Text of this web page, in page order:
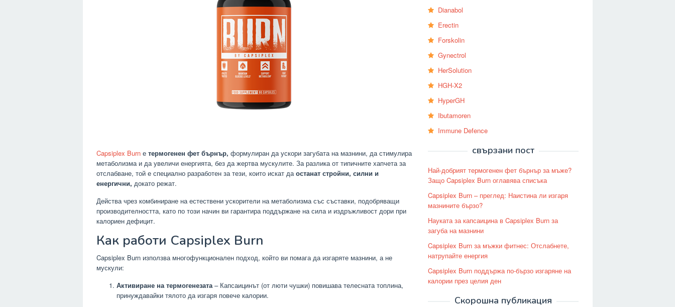
Capsiplex Burn е термогенен фет бърнър, формулиран да ускори загубата на мазнини, да стимулира
метаболизма и да увеличи енергията, без да жертва мускулите. За разлика от типичните хапчета за
отслабване, той е специално разработен за тези, които искат даостанат стройни, силни и
енергични, докато режат.
Действа чрез комбиниране на естествени ускорители на метаболизма със съставки, подобряващи
производителността, като по този начин ви гарантира поддържане на сила и издръжливост дори при
калориен дефицит.
Как работи Capsiplex Burn
Capsiplex Burn използва многофункционален подход, който ви помага да изгаряте мазнини, а не
мускули:
Активиране на термогенезата– Капсаицинът (от люти чушки) повишава телесната топлина,
принуждавайки тялото да изгаря повече калории.
Dianabol
Erectin
Forskolin
Gynectrol
HerSolution
HGH-X2
HyperGH
Ibutamoren
Immune Defence
свързани пост
Най-добрият термогенен фет бърнър за мъже?
Защо Capsiplex Burn оглавява списъка
Capsiplex Burn – преглед: Наистина ли изгаря
мазнините бързо?
Науката за капсаицина в Capsiplex Burn за
загуба на мазнини
Capsiplex Burn за мъжки фитнес: Отслабнете,
натрупайте енергия
Capsiplex Burn поддържа по-бързо изгаряне на
калории през целия ден
Скорошна публикация